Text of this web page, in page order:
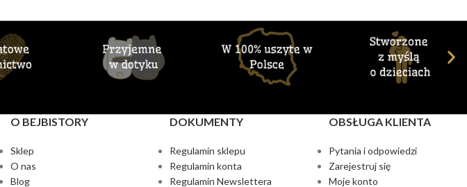
O BEJBISTORY
Sklep
O nas
Blog
DOKUMENTY
Regulamin sklepu
Regulamin konta
Regulamin Newslettera
OBSŁUGA KLIENTA
Pytania i odpowiedzi
Zarejestruj się
Moje konto